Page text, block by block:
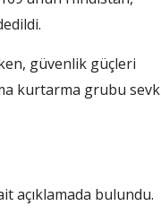
güvenlik güçleri
kurtarma grubu sevk
açıklamada bulundu.